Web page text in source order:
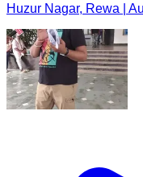
Huzur Nagar, Rewa |